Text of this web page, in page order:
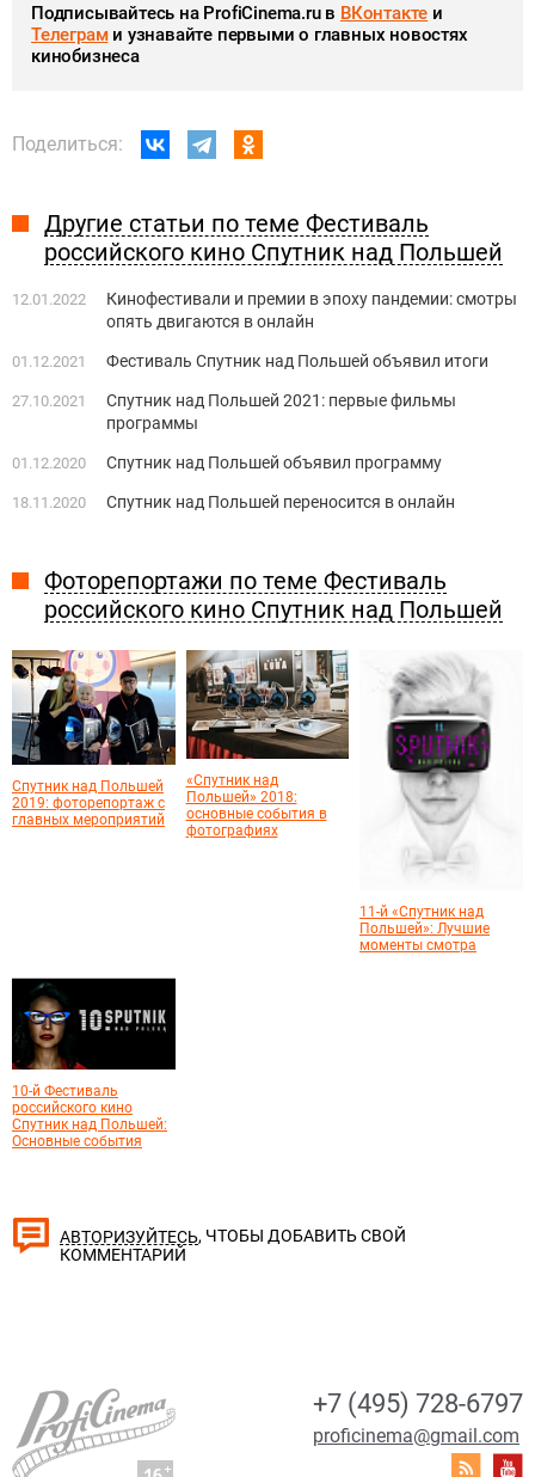
Подписывайтесь на ProfiCinema.ru в ВКонтакте и
Телеграми узнавайте первыми о главных новостях
кинобизнеса
Поделиться:
Другие статьи по теме Фестиваль
российского кино Спутник над Польшей
12.01.2022
Кинофестивали и премии в эпоху пандемии: смотры
опять двигаются в онлайн
01.12.2021 Фестиваль Спутник над Польшей объявил итоги
27.10.2021
Спутник над Польшей 2021: первые фильмы
программы
01.12.2020 Спутник над Польшей объявил программу
18.11.2020 Спутник над Польшей переносится в онлайн
Фоторепортажи по теме Фестиваль
российского кино Спутник над Польшей
Спутник над Польшей
2019: фоторепортаж с
главных мероприятий
«Спутник над
Польшей» 2018:
основные события в
фотографиях
11-й «Спутник над
Польшей»: Лучшие
моменты смотра
10-й Фестиваль
российского кино
Спутник над Польшей:
Основные события
АВТОРИЗУЙТЕСЬ, ЧТОБЫ ДОБАВИТЬ СВОЙ
КОММЕНТАРИЙ
+7 (495) 728-6797
proficinema@gmail.com